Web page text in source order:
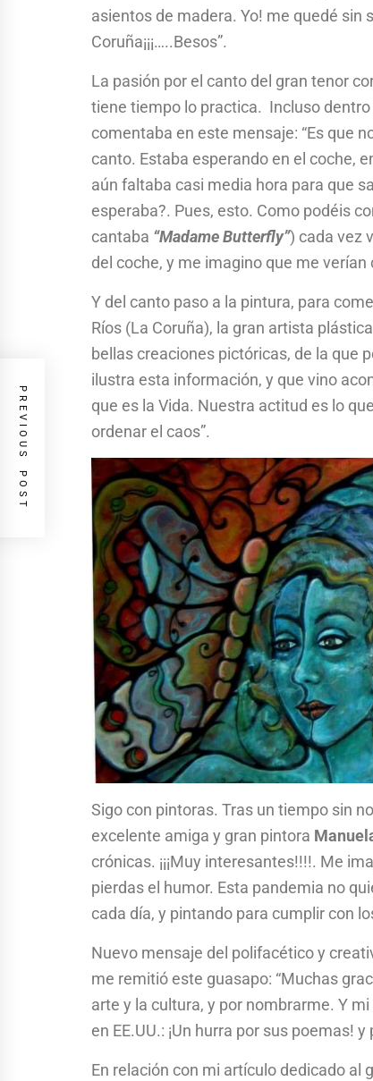
asientos de madera. Yo! me quedé sin
Coruña¡¡¡…..Besos”.
La pasión por el canto del gran tenor
tiene tiempo lo practica. Incluso dentro
comentaba en este mensaje: “Es que
canto. Estaba esperando en el coche,
aún faltaba casi media hora para que
esperaba?. Pues, esto. Como podéis
cantaba “Madame Butterfly”) cada vez
del coche, y me imagino que me verían
Y del canto paso a la pintura, para
Ríos (La Coruña), la gran artista
bellas creaciones pictóricas, de la que
ilustra esta información, y que vino
que es la Vida. Nuestra actitud es lo
ordenar el caos”.
Sigo con pintoras. Tras un tiempo sin
excelente amiga y gran pintora
crónicas. ¡¡¡Muy interesantes!!!!. Me
pierdas el humor. Esta pandemia no
cada día, y pintando para cumplir con
Nuevo mensaje del polifacético y
me remitió este guasapo: “Muchas
arte y la cultura, y por nombrarme. Y
en EE.UU.: ¡Un hurra por sus poemas!
En relación con mi artículo dedicado al
PREVIOUS POST